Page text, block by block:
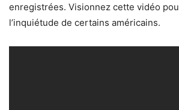
enregistrées. Visionnez cette vidéo
l’inquiétude de certains américains.